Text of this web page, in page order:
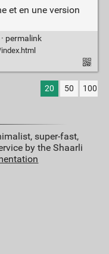
et en une version
permalink
20 50 100
super-fast,
by the Shaarli